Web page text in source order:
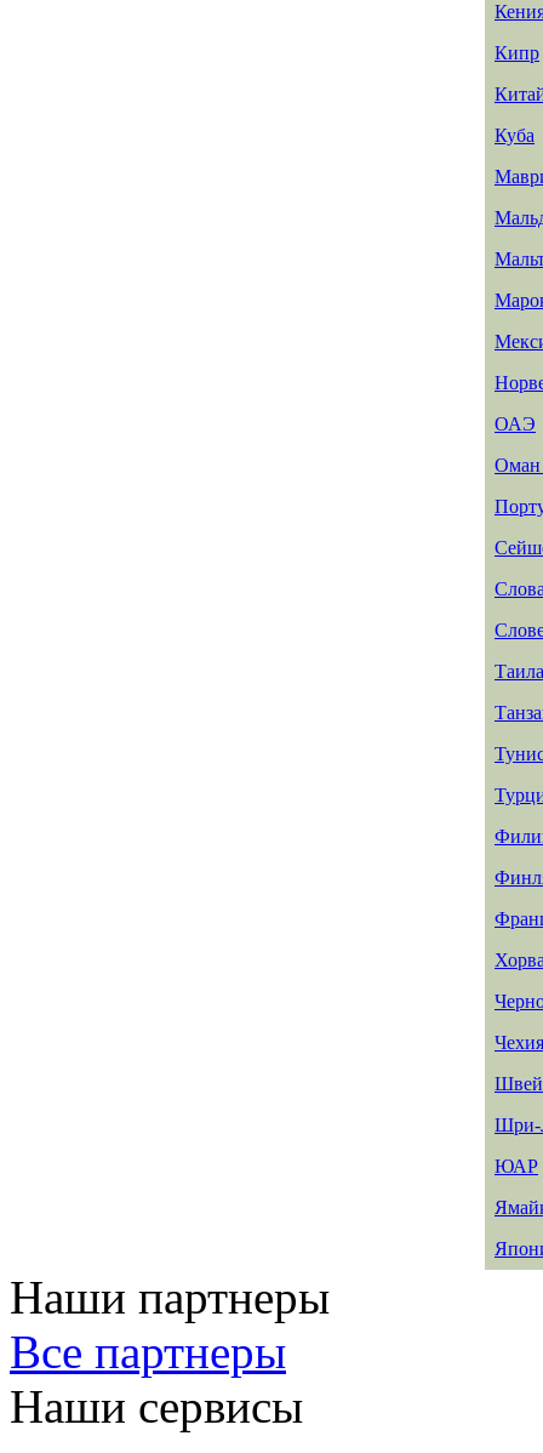
Кипр
Куба
ОАЭ
Чехия
Шри-
ЮАР
Наши партнеры
Все партнеры
Наши сервисы